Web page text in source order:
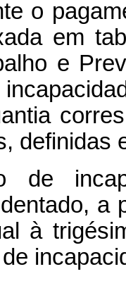
o
em
e
definidas
a
à